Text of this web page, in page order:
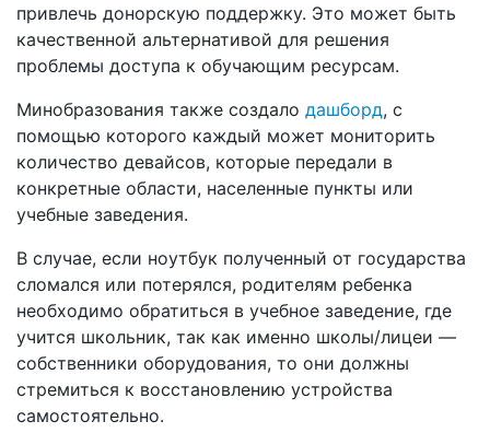
привлечь донорскую поддержку. Это может быть
качественной альтернативой для решения
проблемы доступа к обучающим ресурсам.
Минобразования также создало дашборд, с
помощью которого каждый может мониторить
количество девайсов, которые передали в
конкретные области, населенные пункты или
учебные заведения.
В случае, если ноутбук полученный от государства
сломался или потерялся, родителям ребенка
необходимо обратиться в учебное заведение, где
учится школьник, так как именно школы/лицеи —
собственники оборудования, то они должны
стремиться к восстановлению устройства
самостоятельно.